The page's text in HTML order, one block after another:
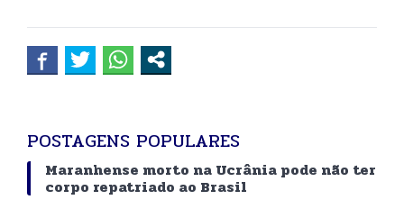
POSTAGENS POPULARES
Maranhense morto na Ucrânia pode não ter
corpo repatriado ao Brasil